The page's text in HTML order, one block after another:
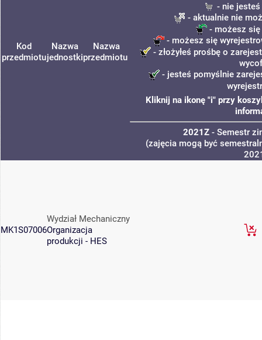
Kod
przedmiotu
Nazwa
jednostki
Nazwa
przedmiotu
- nie
- aktualnie nie
- możesz się
- możesz się
- złożyłeś prośbę o
- jesteś pomyślnie
Kliknij na ikonę "i" przy
2021Z - Semestr
(zajęcia mogą być
MK1S07006
Wydział Mechaniczny
Organizacja
produkcji - HES